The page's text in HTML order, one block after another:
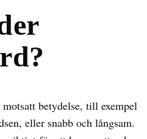
betydelse, till exempel
eller snabb och långsam.